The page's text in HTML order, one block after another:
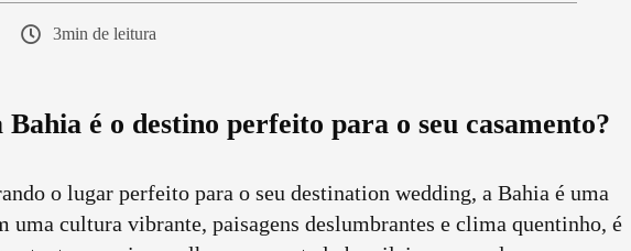
3min de leitura
Bahia é o destino perfeito para o seu casamento?
o lugar perfeito para o seu destination wedding, a Bahia é uma
uma cultura vibrante, paisagens deslumbrantes e clima quentinho, é